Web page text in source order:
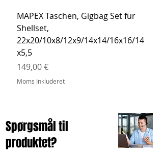
MAPEX Taschen, Gigbag Set für
Shellset,
22x20/10x8/12x9/14x14/16x16/14
x5,5
Pris
149,00 €
Moms Inkluderet
Pris
Spørgsmål til
produktet?